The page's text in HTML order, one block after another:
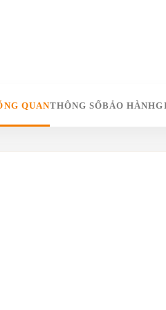
QUANTHÔNG SỐBẢO HÀNH